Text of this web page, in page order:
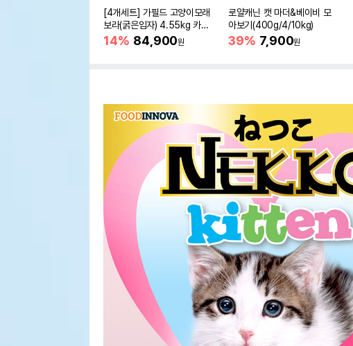
[4개세트] 가필드 고양이모래
보라(굵은입자) 4.55kg 카사
바모래
14% 84,900원
로얄캐닌 캣 마더&베이비 모
아보기(400g/4/10kg)
39% 7,900원